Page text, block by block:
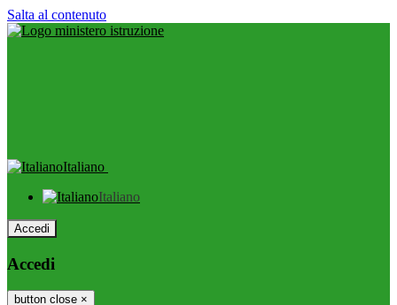
Salta al contenuto
Italiano
Italiano
Accedi
Accedi
button close ×